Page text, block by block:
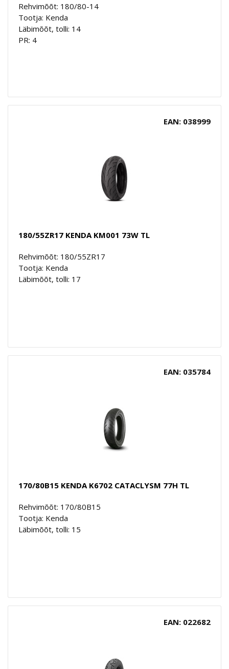
Rehvimõõt: 180/80-14
Tootja: Kenda
Läbimõõt, tolli: 14
PR: 4
EAN: 038999
180/55ZR17 KENDA KM001 73W TL
Rehvimõõt: 180/55ZR17
Tootja: Kenda
Läbimõõt, tolli: 17
EAN: 035784
170/80B15 KENDA K6702 CATACLYSM 77H TL
Rehvimõõt: 170/80B15
Tootja: Kenda
Läbimõõt, tolli: 15
EAN: 022682